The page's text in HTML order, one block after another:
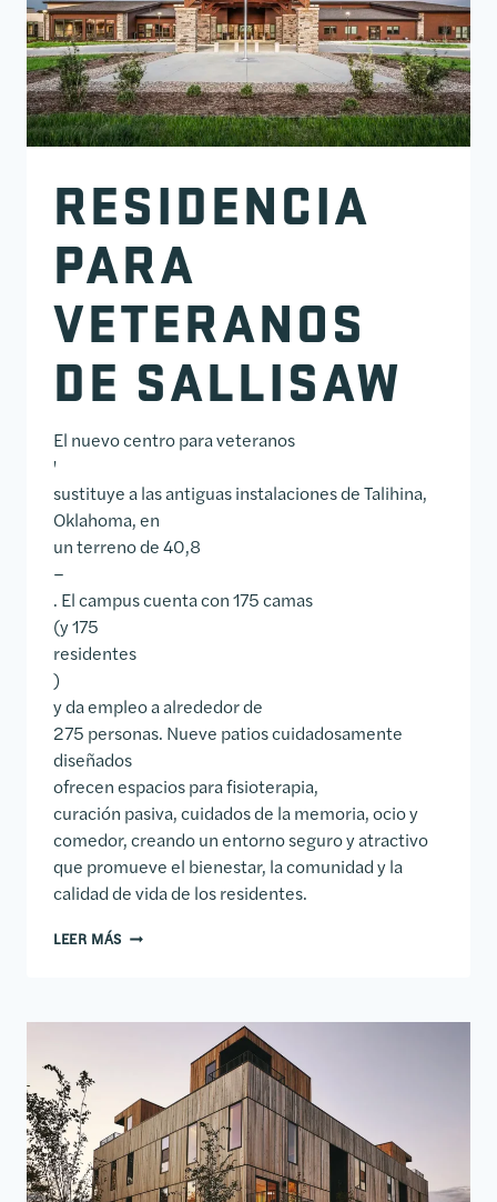
RESIDENCIA
PARA
VETERANOS
DE SALLISAW
El nuevo centro para veteranos
'
sustituye a las antiguas instalaciones de Talihina,
Oklahoma, en
un terreno de 40,8
–
. El campus cuenta con 175 camas
(y 175
residentes
)
y da empleo a alrededor de
275 personas. Nueve patios cuidadosamente
diseñados
ofrecen espacios para fisioterapia,
curación pasiva, cuidados de la memoria, ocio y
comedor, creando un entorno seguro y atractivo
que promueve el bienestar, la comunidad y la
calidad de vida de los residentes.
LEER MÁS RESIDENCIA PARA VETERANOS DE SALLISAW